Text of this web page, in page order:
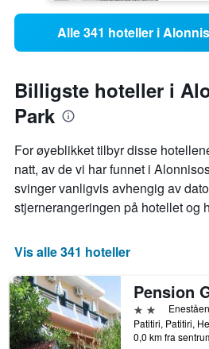
Alle 341 hoteller i
Billigste hoteller i
Park
For øyeblikket tilbyr disse
natt, av de vi har funnet i
svinger vanligvis avhengig av
stjernerangeringen på hotellet og
Vis alle 341 hoteller
2 stjerner
Patitiri, Patitiri,
0,0 km fra